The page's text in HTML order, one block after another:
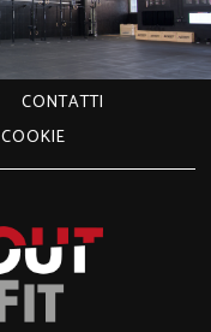
CONTATTI
COOKIE